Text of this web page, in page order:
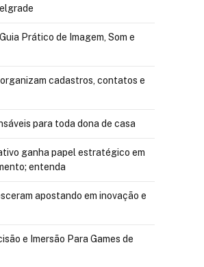
Prático de Imagem, Som e
cadastros, contatos e
para toda dona de casa
ganha papel estratégico em
entenda
apostando em inovação e
e Imersão Para Games de